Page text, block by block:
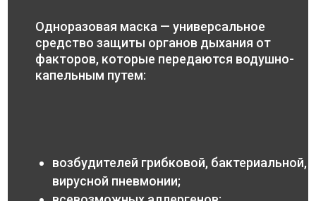
Одноразовая маска — универсальное
средство защиты органов дыхания от
факторов, которые передаются водушно-
капельным путем:
возбудителей грибковой, бактериальной,
вирусной пневмонии;